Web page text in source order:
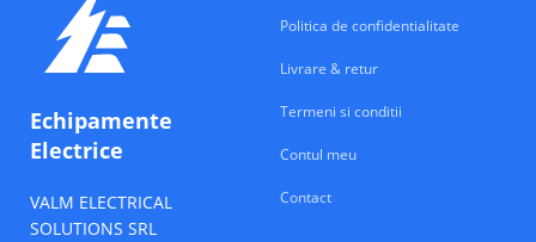
Echipamente
Electrice
VALM ELECTRICAL
SOLUTIONS SRL
Politica de confidentialitate
Livrare & retur
Termeni si conditii
Contul meu
Contact